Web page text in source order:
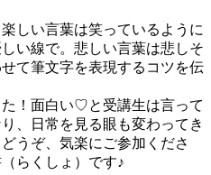
しい言葉は笑っているように
い線で。悲しい言葉は悲しそ
て筆文字を表現するコツを伝
！面白い♡と受講生は言って
、日常を見る眼も変わってき
うぞ、気楽にご参加くださ
らくしょ）です♪